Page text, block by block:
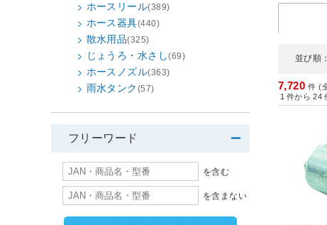
並び順：
7,720 件 (
1 件から 24
ホースリール(389)
ホース器具(440)
散水用品(325)
じょうろ・水さし(69)
ホースノズル(363)
雨水タンク (57)
フリーワード
を含む
を含まない